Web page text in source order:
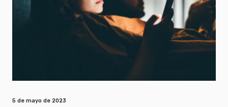
5 de mayo de 2023